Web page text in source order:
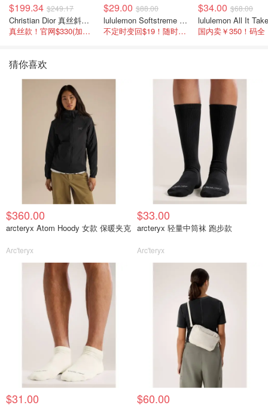
$199.34 $249.17
Christian Dior 真丝斜纹围巾 藏蓝米色
真丝款！官网$330(加币$277)
$29.00 $88.00
lululemon Softstreme 女士高腰短裤 10cm
不定时变回$19！随时点进来看
$34.00 $68.00
国内卖￥350！码全
猜你喜欢
$360.00
arcteryx Atom Hoody 女款 保暖夹克
Arc'teryx
$33.00
arcteryx 轻量中筒袜 跑步款
Arc'teryx
$31.00 $60.00